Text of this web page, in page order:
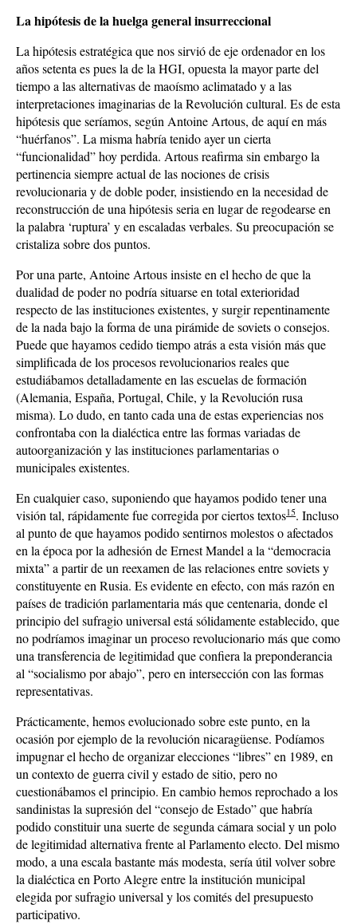
La hipótesis de la huelga general insurreccional
La hipótesis estratégica que nos sirvió de eje ordenador en los
años setenta es pues la de la HGI, opuesta la mayor parte del
tiempo a las alternativas de maoísmo aclimatado y a las
interpretaciones imaginarias de la Revolución cultural. Es de esta
hipótesis que seríamos, según Antoine Artous, de aquí en más
“huérfanos”. La misma habría tenido ayer un cierta
“funcionalidad” hoy perdida. Artous reafirma sin embargo la
pertinencia siempre actual de las nociones de crisis
revolucionaria y de doble poder, insistiendo en la necesidad de
reconstrucción de una hipótesis seria en lugar de regodearse en
la palabra ‘ruptura’ y en escaladas verbales. Su preocupación se
cristaliza sobre dos puntos.
Por una parte, Antoine Artous insiste en el hecho de que la
dualidad de poder no podría situarse en total exterioridad
respecto de las instituciones existentes, y surgir repentinamente
de la nada bajo la forma de una pirámide de soviets o consejos.
Puede que hayamos cedido tiempo atrás a esta visión más que
simplificada de los procesos revolucionarios reales que
estudiábamos detalladamente en las escuelas de formación
(Alemania, España, Portugal, Chile, y la Revolución rusa
misma). Lo dudo, en tanto cada una de estas experiencias nos
confrontaba con la dialéctica entre las formas variadas de
autoorganización y las instituciones parlamentarias o
municipales existentes.
En cualquier caso, suponiendo que hayamos podido tener una
visión tal, rápidamente fue corregida por ciertos textos15. Incluso
al punto de que hayamos podido sentirnos molestos o afectados
en la época por la adhesión de Ernest Mandel a la “democracia
mixta” a partir de un reexamen de las relaciones entre soviets y
constituyente en Rusia. Es evidente en efecto, con más razón en
países de tradición parlamentaria más que centenaria, donde el
principio del sufragio universal está sólidamente establecido, que
no podríamos imaginar un proceso revolucionario más que como
una transferencia de legitimidad que confiera la preponderancia
al “socialismo por abajo”, pero en intersección con las formas
representativas.
Prácticamente, hemos evolucionado sobre este punto, en la
ocasión por ejemplo de la revolución nicaragüense. Podíamos
impugnar el hecho de organizar elecciones “libres” en 1989, en
un contexto de guerra civil y estado de sitio, pero no
cuestionábamos el principio. En cambio hemos reprochado a los
sandinistas la supresión del “consejo de Estado” que habría
podido constituir una suerte de segunda cámara social y un polo
de legitimidad alternativa frente al Parlamento electo. Del mismo
modo, a una escala bastante más modesta, sería útil volver sobre
la dialéctica en Porto Alegre entre la institución municipal
elegida por sufragio universal y los comités del presupuesto
participativo.